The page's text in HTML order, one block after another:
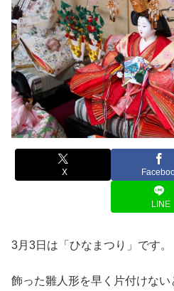
X
LINE
3月3日は「ひなまつり」です。
飾った雛人形を早く片付けな